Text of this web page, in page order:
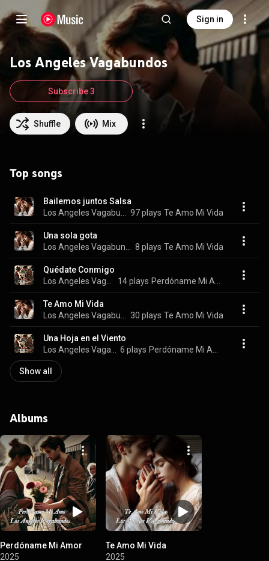
Sign in
Los Angeles Vagabundos
Shuffle Mix
Subscribe 3
Top songs
Bailemos juntos Salsa
97 plays Te Amo Mi Vida
Una sola gota
8 plays Te Amo Mi Vida
Quédate Conmigo
14 plays
Te Amo Mi Vida
30 plays Te Amo Mi Vida
Una Hoja en el Viento
6 plays
Show all
Albums
Perdóname Mi Amor
2025
Te Amo Mi Vida
2025